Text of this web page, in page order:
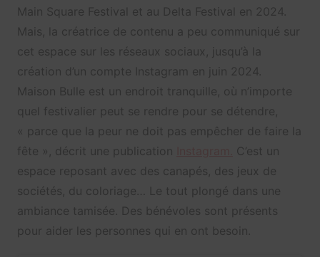
Main Square Festival et au Delta Festival en 2024.
Mais, la créatrice de contenu a peu communiqué sur
cet espace sur les réseaux sociaux, jusqu’à la
création d’un compte Instagram en juin 2024.
Maison Bulle est un endroit tranquille, où n’importe
quel festivalier peut se rendre pour se détendre,
« parce que la peur ne doit pas empêcher de faire la
fête », décrit une publication
C’est un
espace reposant avec des canapés, des jeux de
sociétés, du coloriage… Le tout plongé dans une
ambiance tamisée. Des bénévoles sont présents
pour aider les personnes qui en ont besoin.